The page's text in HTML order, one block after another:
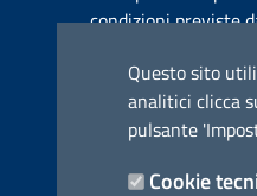
Questo sito
analitici clicca
pulsante
Cookie
condizioni previste